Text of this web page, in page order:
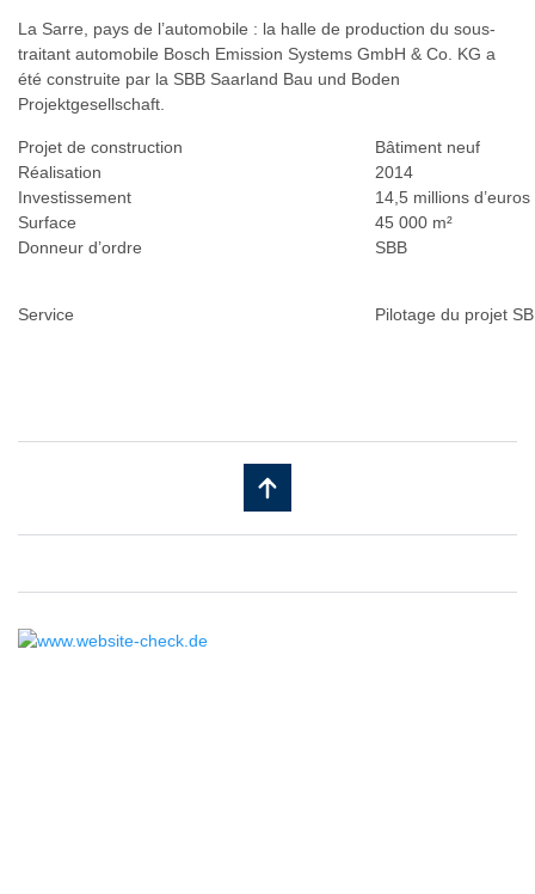
La Sarre, pays de l’automobile : la halle de production du sous-
traitant automobile Bosch Emission Systems GmbH & Co. KG a
été construite par la SBB Saarland Bau und Boden
Projektgesellschaft.
Projet de construction
Bâtiment neuf
Réalisation
2014
Investissement
14,5 millions d’euros
Surface
45 000 m²
Donneur d’ordre
SBB
Service Pilotage du projet